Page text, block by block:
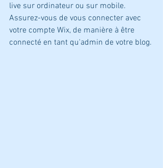
live sur ordinateur ou sur mobile.
Assurez-vous de vous connecter avec
votre compte Wix, de manière à être
connecté en tant qu'admin de votre blog.